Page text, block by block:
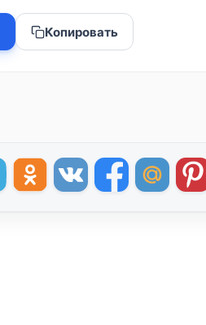
Копировать